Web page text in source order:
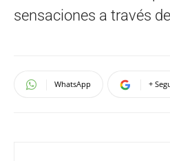
sensaciones a través
WhatsApp +